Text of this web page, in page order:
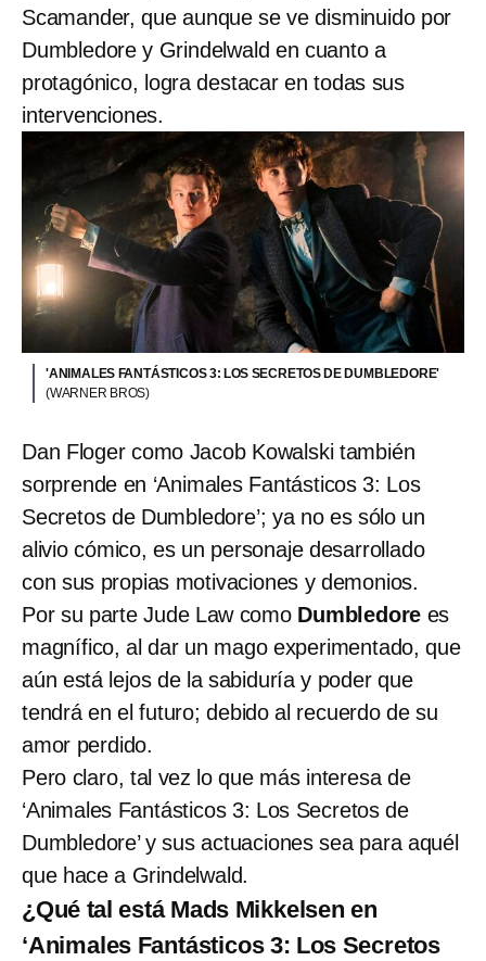
Scamander, que aunque se ve disminuido por
Dumbledore y Grindelwald en cuanto a
protagónico, logra destacar en todas sus
intervenciones.
'ANIMALES FANTÁSTICOS 3: LOS SECRETOS DE DUMBLEDORE'
(WARNER BROS)
Dan Floger como Jacob Kowalski también
sorprende en ‘Animales Fantásticos 3: Los
Secretos de Dumbledore’; ya no es sólo un
alivio cómico, es un personaje desarrollado
con sus propias motivaciones y demonios.
Por su parte Jude Law como Dumbledore es
magnífico, al dar un mago experimentado, que
aún está lejos de la sabiduría y poder que
tendrá en el futuro; debido al recuerdo de su
amor perdido.
Pero claro, tal vez lo que más interesa de
‘Animales Fantásticos 3: Los Secretos de
Dumbledore’ y sus actuaciones sea para aquél
que hace a Grindelwald.
¿Qué tal está Mads Mikkelsen en
‘Animales Fantásticos 3: Los Secretos